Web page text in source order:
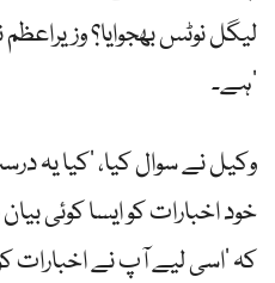
لیگل نوٹس بھجوایا؟
ہے۔‘
وکیل نے سوال کیا، ’کیا یہ
خود اخبارات کو ایسا کوئی بیان
کہ ’اسی لیے آپ نے اخبارات